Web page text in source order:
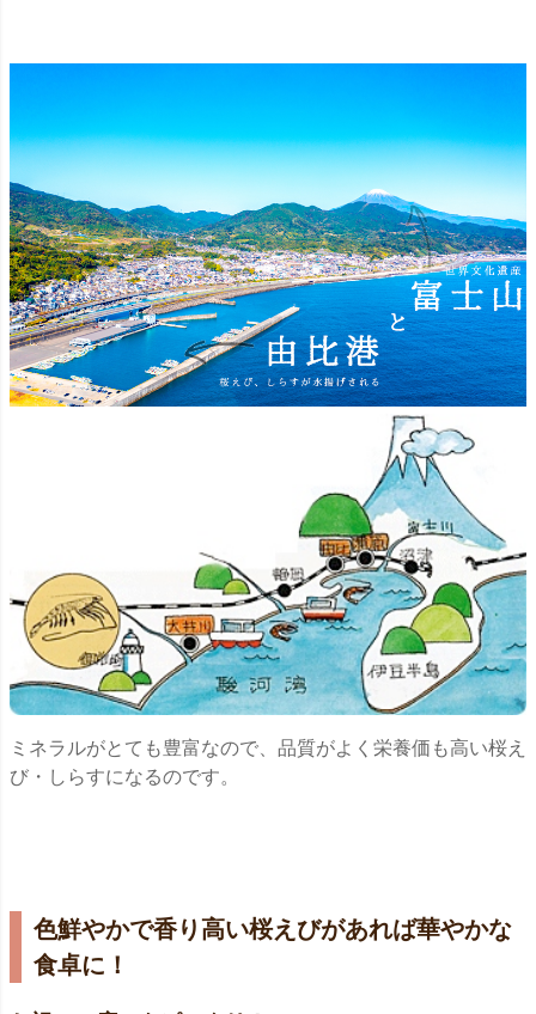
ミネラルがとても豊富なので、品質がよく栄養価も高い桜え
び・しらすになるのです。
色鮮やかで香り高い桜えびがあれば華やかな
食卓に！